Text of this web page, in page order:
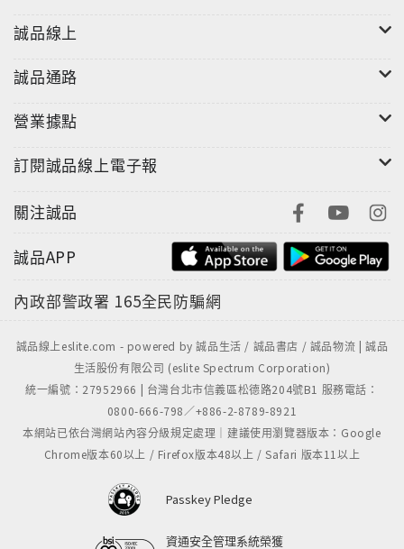
誠品線上
誠品通路
營業據點
訂閱誠品線上電子報
關注誠品
誠品APP
內政部警政署 165全民防騙網
誠品線上eslite.com - powered by 誠品生活 / 誠品書店 / 誠品物流 | 誠品
生活股份有限公司 (eslite Spectrum Corporation)
統一編號：27952966 | 台灣台北市信義區松德路204號B1 服務電話：
0800-666-798／+886-2-8789-8921
本網站已依台灣網站內容分級規定處理｜建議使用瀏覽器版本：Google
Chrome版本60以上 / Firefox版本48以上 / Safari 版本11以上
Passkey Pledge
資通安全管理系統榮獲